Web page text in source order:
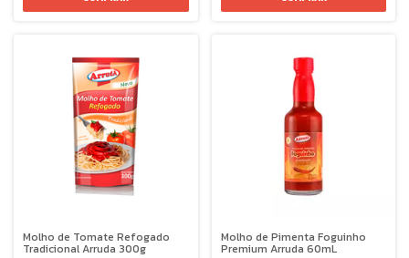
Molho de Tomate Refogado
Tradicional Arruda 300g
Molho de Pimenta Foguinho
Premium Arruda 60mL